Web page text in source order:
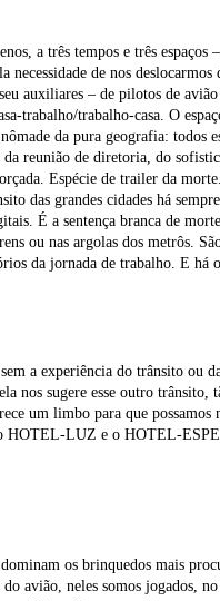
a três tempos e três
de nos
auxiliares – de pilotos de
trabalho/trabalho-casa. O
da pura geografia: todos
reunião de diretoria, do
Espécie de trailer da
das grandes cidades há
É a sentença branca de
ou nas argolas dos metrôs.
da jornada de trabalho. E há
a experiência do trânsito ou
nos sugere esse outro
um limbo para que
HOTEL-LUZ e o HOTEL-
os brinquedos mais
avião, neles somos jogados,